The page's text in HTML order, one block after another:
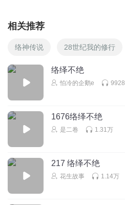
相关推荐
络神传说 28世纪我的修行
络绎不绝
怕冷的企鹅e 9928
1676络绎不绝
是二卷 1.31万
217 络绎不绝
花生故事 1.14万